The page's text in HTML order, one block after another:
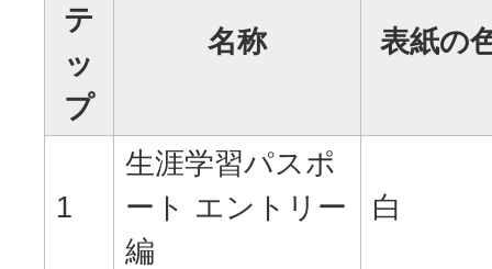
テ
ッ
プ
名称 表紙の
1
生涯学習パスポ
ート エントリー
編
白